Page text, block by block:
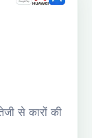
से कारों की